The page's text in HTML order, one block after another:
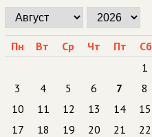
Пн Вт Ср Чт Пт Сб
1
3
4 5 6 7 8
10
11 12 13 14 15
17
18 19 20 21 22